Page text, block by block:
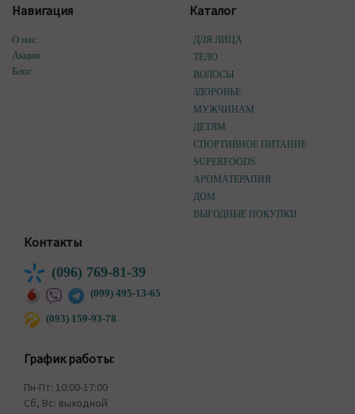
Навигация
О нас
Акции
Блог
Каталог
ДЛЯ ЛИЦА
ТЕЛО
ВОЛОСЫ
ЗДОРОВЬЕ
МУЖЧИНАМ
ДЕТЯМ
СПОРТИВНОЕ ПИТАНИЕ
SUPERFOODS
АРОМАТЕРАПИЯ
ДОМ
ВЫГОДНЫЕ ПОКУПКИ
Контакты
(096) 769-81-39
(099) 495-13-65
(093) 159-93-78
График работы:
Пн-Пт: 10:00-17:00
Сб, Вс: выходной